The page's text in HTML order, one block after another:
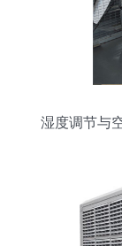
湿度调节与